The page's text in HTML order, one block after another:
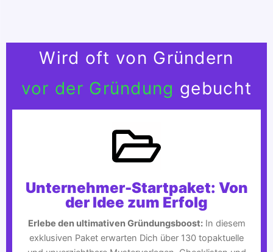
Wird oft von Gründern
vor der Gründung gebucht
Unternehmer-Startpaket: Von
der Idee zum Erfolg
Erlebe den ultimativen Gründungsboost:In diesem
exklusiven Paket erwarten Dich über 130 topaktuelle